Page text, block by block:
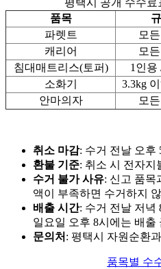
품목
파렛트
모
캐리어
모
침대매트리스(토퍼)
1인용
소화기
3.3kg
안마의자
모
취소 마감: 수거 전날 오후
환불 기준: 취소 시 전자지
수거 불가 사유: 신고 품목
액이 부족하면 수거하지
배출 시간: 수거 전날 저녁
일요일 오후 8시에는 배출
문의처 : 평택시 자원순환
품목별 수